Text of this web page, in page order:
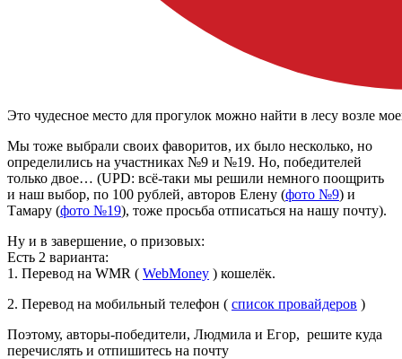
Это чудесное место для прогулок можно найти в лесу возле
Мы тоже выбрали своих фаворитов, их было несколько, но
определились на участниках №9 и №19. Но, победителей
только двое… (UPD: всё-таки мы решили немного поощрить
и наш выбор, по 100 рублей, авторов Елену (фото №9) и
Тамару (фото №19), тоже просьба отписаться на нашу почту).
Ну и в завершение, о призовых:
Есть 2 варианта:
1. Перевод на WMR ( WebMoney ) кошелёк.
2. Перевод на мобильный телефон ( список провайдеров )
Поэтому, авторы-победители, Людмила и Егор, решите куда
перечислять и отпишитесь на почту